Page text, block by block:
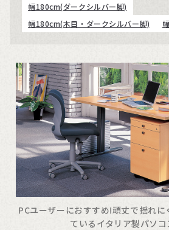
幅180cm(ダークシルバー脚)
幅180cm(木目・ダークシルバー脚)
PCユーザーにおすすめ!頑丈で揺れに
ているイタリア製パソコ